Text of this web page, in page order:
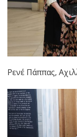
Ρενέ Πάππας,